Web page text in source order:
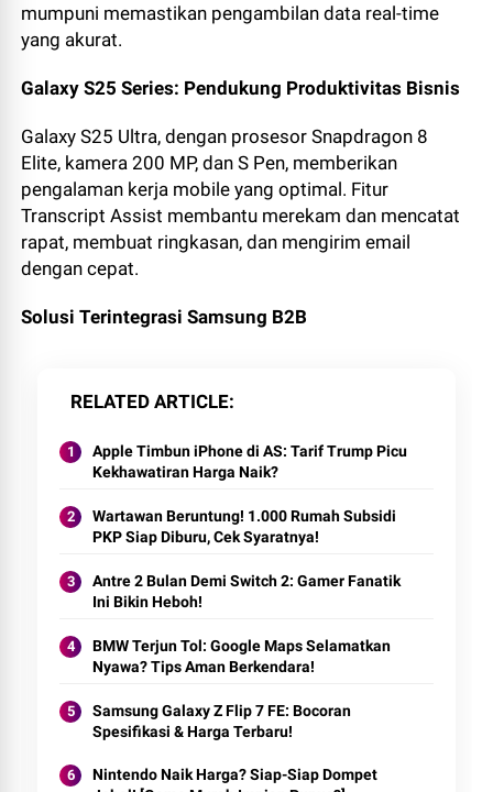
mumpuni memastikan pengambilan data real-time
yang akurat.
Galaxy S25 Series: Pendukung Produktivitas Bisnis
Galaxy S25 Ultra, dengan prosesor Snapdragon 8
Elite, kamera 200 MP, dan S Pen, memberikan
pengalaman kerja mobile yang optimal. Fitur
Transcript Assist membantu merekam dan mencatat
rapat, membuat ringkasan, dan mengirim email
dengan cepat.
Solusi Terintegrasi Samsung B2B
RELATED ARTICLE
Apple Timbun iPhone di AS: Tarif Trump Picu
Kekhawatiran Harga Naik?
Wartawan Beruntung! 1.000 Rumah Subsidi
PKP Siap Diburu, Cek Syaratnya!
Antre 2 Bulan Demi Switch 2: Gamer Fanatik
Ini Bikin Heboh!
BMW Terjun Tol: Google Maps Selamatkan
Nyawa? Tips Aman Berkendara!
Samsung Galaxy Z Flip 7 FE: Bocoran
Spesifikasi & Harga Terbaru!
Nintendo Naik Harga? Siap-Siap Dompet